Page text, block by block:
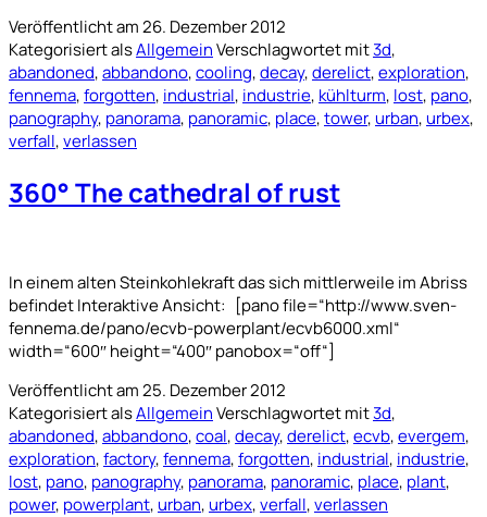
Veröffentlicht am26. Dezember 2012
Kategorisiert alsAllgemeinVerschlagwortet mit3d,
abandoned,abbandono,cooling,decay,derelict,exploration,
fennema,forgotten, industrial, industrie, kühlturm, lost, pano,
panography, panorama, panoramic, place,tower,urban,urbex,
verfall,verlassen
360° The cathedral of rust
In einem alten Steinkohlekraft das sich mittlerweile im Abriss
befindet Interaktive Ansicht: [pano file=“http://www.sven-
fennema.de/pano/ecvb-powerplant/ecvb6000.xml“
width=“600″ height=“400″ panobox=“off“]
Veröffentlicht am25. Dezember 2012
Kategorisiert alsAllgemeinVerschlagwortet mit3d,
abandoned,abbandono,coal,decay,derelict,ecvb,evergem,
exploration,factory,fennema,forgotten, industrial, industrie,
lost, pano, panography, panorama, panoramic, place, plant,
power, powerplant,urban,urbex,verfall,verlassen